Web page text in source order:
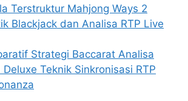
Terstruktur Mahjong Ways 2
Blackjack dan Analisa RTP Live
Strategi Baccarat Analisa
Teknik Sinkronisasi RTP